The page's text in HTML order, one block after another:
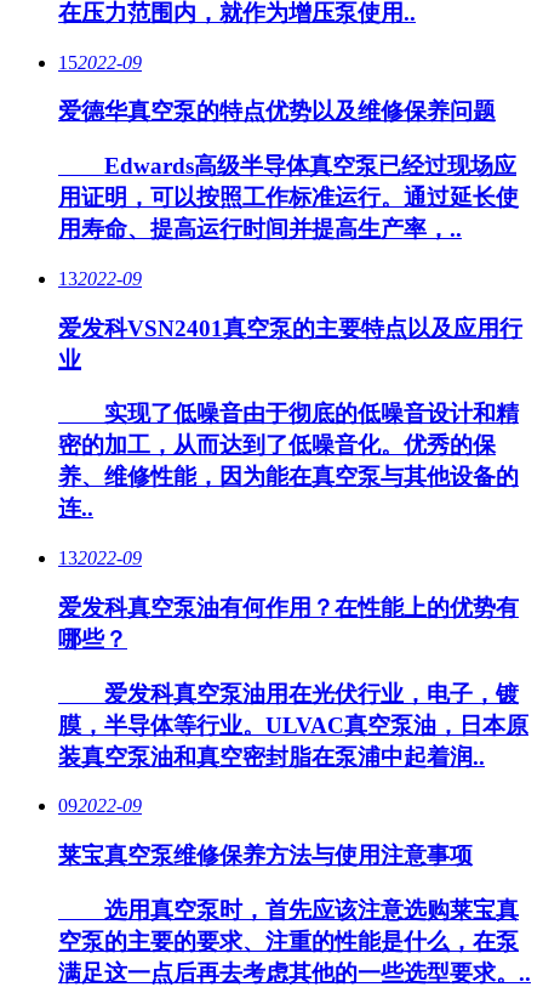
在压力范围内，就作为增压泵使用..
152022-09
爱德华真空泵的特点优势以及维修保养问题
Edwards高级半导体真空泵已经过现场应
用证明，可以按照工作标准运行。通过延长使
用寿命、提高运行时间并提高生产率，..
132022-09
爱发科VSN2401真空泵的主要特点以及应用行
业
实现了低噪音由于彻底的低噪音设计和精
密的加工，从而达到了低噪音化。优秀的保
养、维修性能，因为能在真空泵与其他设备的
连..
132022-09
爱发科真空泵油有何作用？在性能上的优势有
哪些？
爱发科真空泵油用在光伏行业，电子，镀
膜，半导体等行业。ULVAC真空泵油，日本原
装真空泵油和真空密封脂在泵浦中起着润..
092022-09
莱宝真空泵维修保养方法与使用注意事项
选用真空泵时，首先应该注意选购莱宝真
空泵的主要的要求、注重的性能是什么，在泵
满足这一点后再去考虑其他的一些选型要求。..